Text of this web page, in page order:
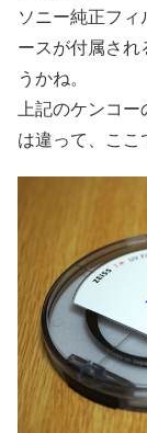
ソニー純正フ
ースが付属され
うかね。
上記のケンコ
は違って、ここ